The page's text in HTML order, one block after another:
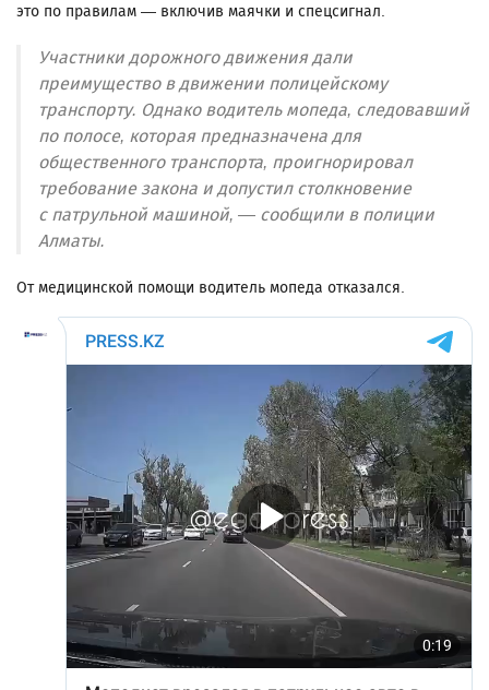
это по правилам — включив маячки и спецсигнал.
Участники дорожного движения дали
преимущество в движении полицейскому
транспорту. Однако водитель мопеда, следовавший
по полосе, которая предназначена для
общественного транспорта, проигнорировал
требование закона и допустил столкновение
с патрульной машиной, — сообщили в полиции
Алматы.
От медицинской помощи водитель мопеда отказался.